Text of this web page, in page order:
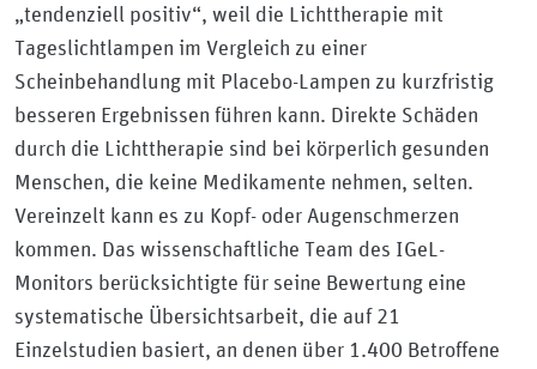
„tendenziell positiv“, weil die Lichttherapie mit
Tageslichtlampen im Vergleich zu einer
Scheinbehandlung mit Placebo-Lampen zu kurzfristig
besseren Ergebnissen führen kann. Direkte Schäden
durch die Lichttherapie sind bei körperlich gesunden
Menschen, die keine Medikamente nehmen, selten.
Vereinzelt kann es zu Kopf- oder Augenschmerzen
kommen. Das wissenschaftliche Team des IGeL-
Monitors berücksichtigte für seine Bewertung eine
systematische Übersichtsarbeit, die auf 21
Einzelstudien basiert, an denen über 1.400 Betroffene